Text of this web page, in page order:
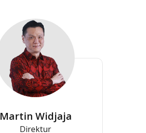
Martin Widjaja
Direktur